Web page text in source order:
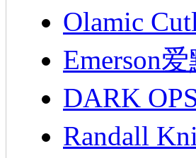
Olamic
Emerson
DARK
Randall